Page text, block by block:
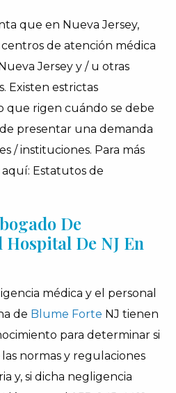
que en Nueva Jersey,
de atención médica
Jersey y / u otras
Existen estrictas
que rigen cuándo se debe
presentar una demanda
/ instituciones. Para más
Estatutos de
De
De NJ En
médica y el personal
de Blume Forte NJ tienen
para determinar si
normas y regulaciones
y, si dicha negligencia